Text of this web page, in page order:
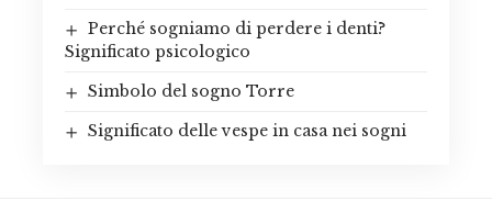
Perché sogniamo di perdere i denti?
Significato psicologico
Simbolo del sogno Torre
Significato delle vespe in casa nei sogni